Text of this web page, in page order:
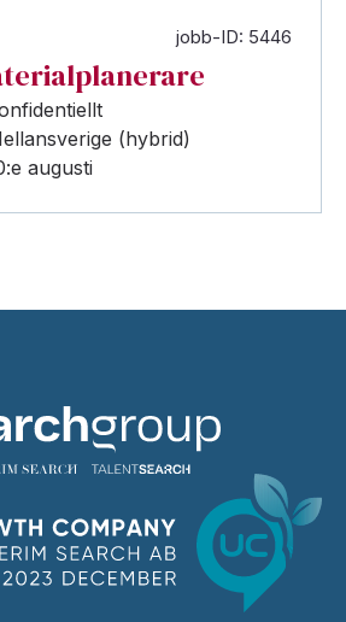
jobb-ID: 5446
(hybrid)
augusti